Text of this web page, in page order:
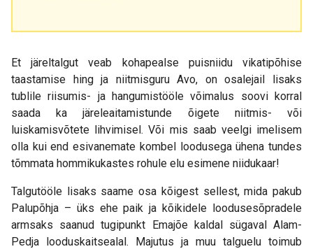
Et järeltalgut veab kohapealse puisniidu vikatipõhise
taastamise hing ja niitmisguru Avo, on osalejail lisaks
tublile riisumis- ja hangumistööle võimalus soovi korral
saada ka järeleaitamistunde õigete niitmis- või
luiskamisvõtete lihvimisel. Või mis saab veelgi imelisem
olla kui end esivanemate kombel loodusega ühena tundes
tõmmata hommikukastes rohule elu esimene niidukaar!
Talgutööle lisaks saame osa kõigest sellest, mida pakub
Palupõhja – üks ehe paik ja kõikidele loodusesõpradele
armsaks saanud tugipunkt Emajõe kaldal sügaval Alam-
Pedja looduskaitsealal. Majutus ja muu talguelu toimub